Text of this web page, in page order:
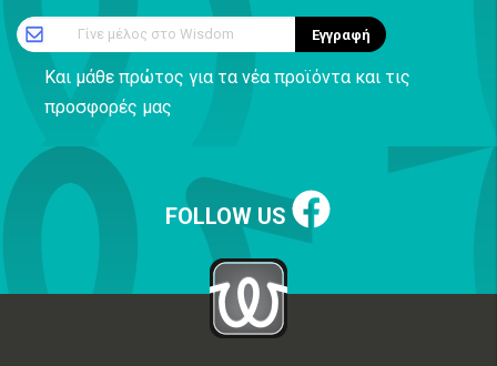
Γίνε μέλος στο Wisdom Εγγραφή
Και μάθε πρώτος για τα νέα προϊόντα και τις
προσφορές μας
FOLLOW US